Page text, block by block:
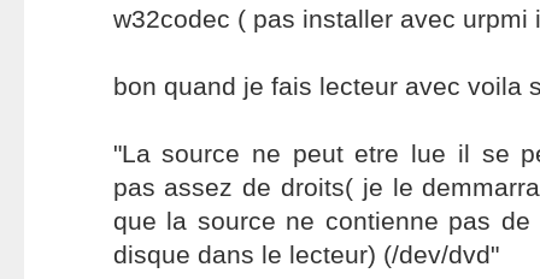
w32codec ( pas installer avec urpmi
bon quand je fais lecteur avec voila
"La source ne peut etre lue il se
pas assez de droits( je le
que la source ne contienne pas
disque dans le lecteur) (/dev/dvd"